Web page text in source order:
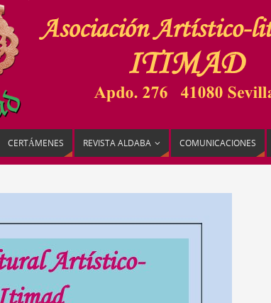
CERTÁMENES REVISTA ALDABA COMUNICACIONES